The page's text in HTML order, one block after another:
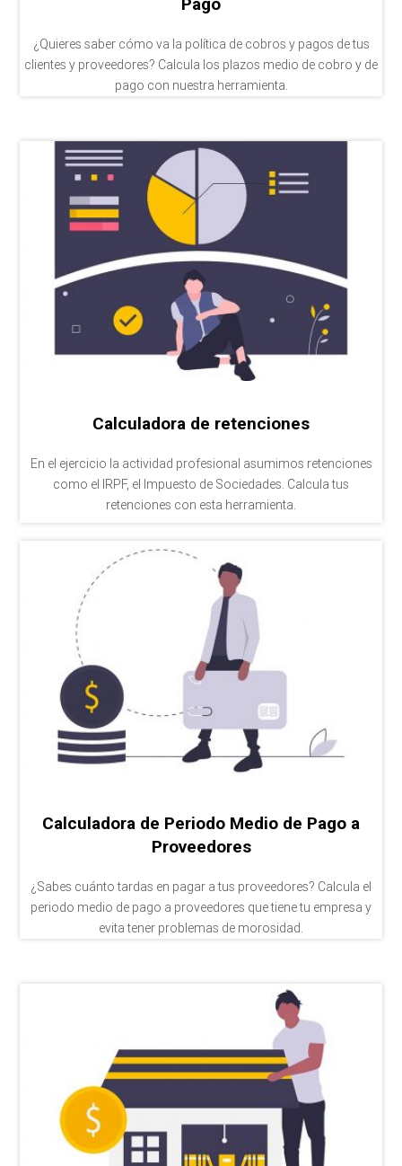
¿Quieres saber cómo va la política de cobros y pagos de tus
clientes y proveedores? Calcula los plazos medio de cobro y de
pago con nuestra herramienta.
Calculadora de retenciones
En el ejercicio la actividad profesional asumimos retenciones
como el IRPF, el Impuesto de Sociedades. Calcula tus
retenciones con esta herramienta.
Calculadora de Periodo Medio de Pago a
Proveedores
¿Sabes cuánto tardas en pagar a tus proveedores? Calcula el
periodo medio de pago a proveedores que tiene tu empresa y
evita tener problemas de morosidad.